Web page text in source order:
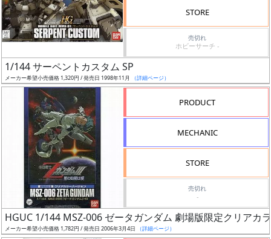
フ
リ
ー
ー
ド
ド
STORE
売切れ
ホビーサーチ -
1/144 サーペントカスタム SP
メーカー希望小売価格 1,320円 / 発売日 1998年11月 （詳細ページ）
PRODUCT
MECHANIC
STORE
売切れ
-
HGUC 1/144 MSZ-006 ゼータガンダム 劇場版限定クリアカ
メーカー希望小売価格 1,782円 / 発売日 2006年3月4日 （詳細ページ）